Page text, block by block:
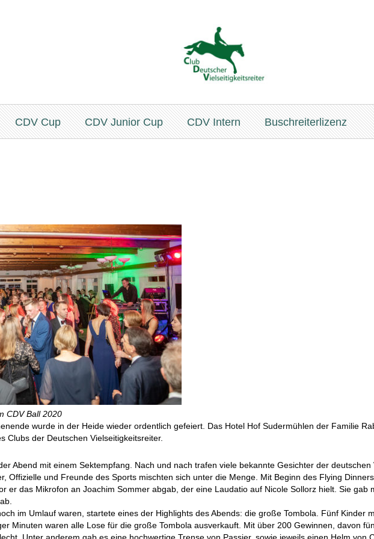
CDV Cup CDV Junior Cup CDV Intern Buschreiterlizenz
CDV Ball 2020
wurde in der Heide wieder ordentlich gefeiert. Das Hotel Hof Sudermühlen der Familie
Clubs der Deutschen Vielseitigkeitsreiter.
Abend mit einem Sektempfang. Nach und nach trafen viele bekannte Gesichter der
Offizielle und Freunde des Sports mischten sich unter die Menge. Mit Beginn des Flying
er das Mikrofon an Joachim Sommer abgab, der eine Laudatio auf Nicole Sollorz hielt. Sie gab
im Umlauf waren, startete eines der Highlights des Abends: die große Tombola. Fünf Kinder
Minuten waren alle Lose für die große Tombola ausverkauft. Mit über 200 Gewinnen, davon